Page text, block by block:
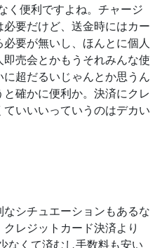
く便利ですよね。チャージ
要だけど、送金時にはカー
要が無いし、ほんとに個人
売会とかもうそれみんな使
超だるいじゃんとか思うん
確かに便利か。決済にクレ
いいいっていうのはデカい
シチュエーションもあるな
レジットカード決済より
なくて済むし手数料も安い